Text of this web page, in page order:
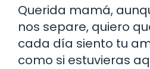
Querida mamá,
nos separe, quiero
cada día siento tu
como si estuvieras